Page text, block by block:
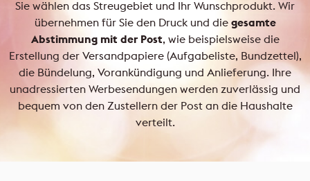
Sie wählen das Streugebiet und Ihr Wunschprodukt. Wir
übernehmen für Sie den Druck und die gesamte
Abstimmung mit der Post, wie beispielsweise die
Erstellung der Versandpapiere (Aufgabeliste, Bundzettel),
die Bündelung, Vorankündigung und Anlieferung. Ihre
unadressierten Werbesendungen werden zuverlässig und
bequem von den Zustellern der Post an die Haushalte
verteilt.